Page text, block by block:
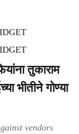
तुकाराम
भीतीने गोण्या
vendors